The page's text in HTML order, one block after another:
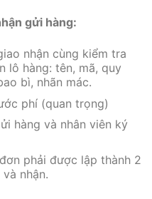
gửi hàng:
nhận cùng kiểm tra
lô hàng: tên, mã, quy
bì, nhãn mác.
phí (quan trọng)
hàng và nhân viên ký
phải được lập thành 2
nhận.